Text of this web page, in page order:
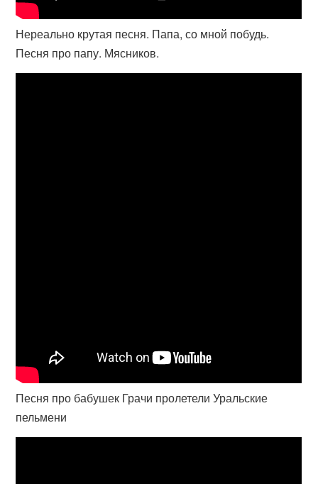
Нереально крутая песня. Папа, со мной побудь.
Песня про папу. Мясников.
Песня про бабушек Грачи пролетели Уральские
пельмени